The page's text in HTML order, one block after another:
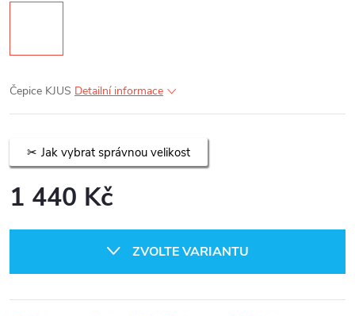
Čepice KJUS Detailní informace
Jak vybrat správnou velikost
1 440 Kč
ZVOLTE VARIANTU